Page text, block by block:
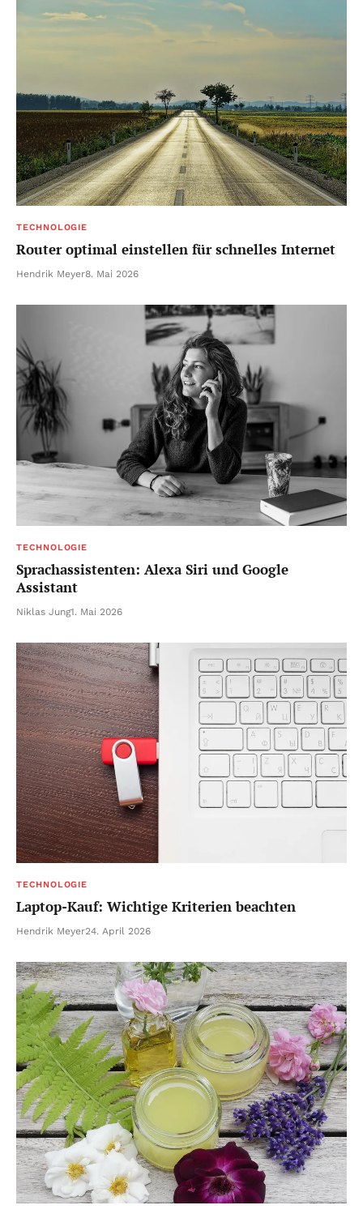
TECHNOLOGIE
Router optimal einstellen für schnelles Internet
Hendrik Meyer8. Mai 2026
TECHNOLOGIE
Sprachassistenten: Alexa Siri und Google
Assistant
Niklas Jung1. Mai 2026
TECHNOLOGIE
Laptop-Kauf: Wichtige Kriterien beachten
Hendrik Meyer24. April 2026